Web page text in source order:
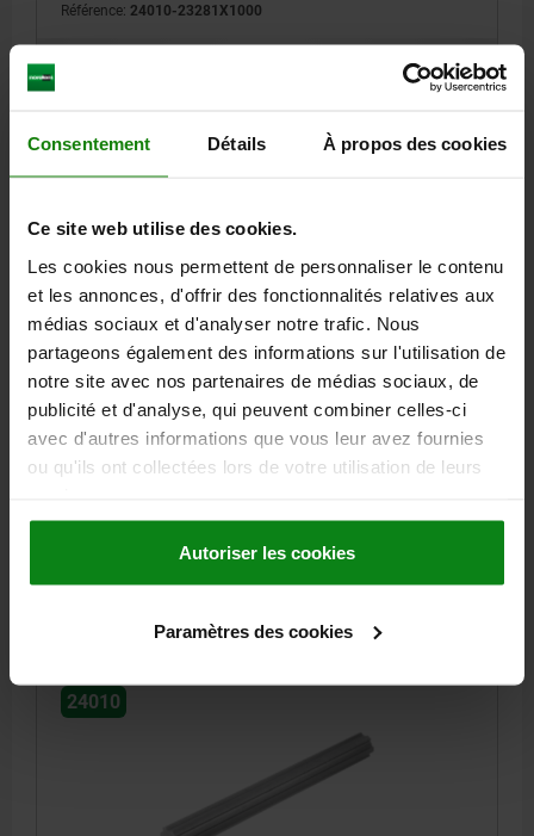
Consentement Détails À propos des cookies
Ce site web utilise des cookies.
Les cookies nous permettent de personnaliser le contenu
et les annonces, d'offrir des fonctionnalités relatives aux
médias sociaux et d'analyser notre trafic. Nous
partageons également des informations sur l'utilisation de
notre site avec nos partenaires de médias sociaux, de
publicité et d'analyse, qui peuvent combiner celles-ci
avec d'autres informations que vous leur avez fournies
ou qu'ils ont collectées lors de votre utilisation de leurs
Autoriser les cookies
Paramètres des cookies
Référence: 24010-23281X1000
DÉTAILS
24010
ARBRE CANNELÉ SIMILAIRE À DIN ISO 14,
P=KW26X32, N=6, L=1000, ACIER
MATÉRIAU DU CORPS DE BASE=ACIER PROFILÉ=KW26X32
NOMBRE DE CLAVETTES =6
B=6 D=32 D1=26
24010